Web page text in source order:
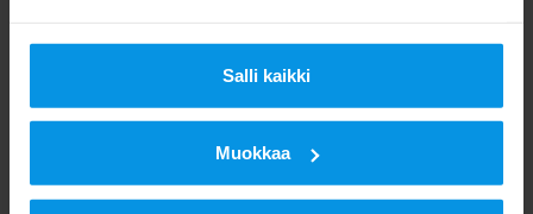
Salli kaikki
Muokkaa